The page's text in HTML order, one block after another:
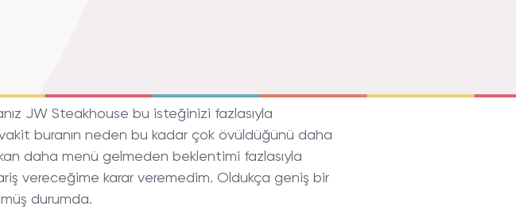
JW Steakhouse bu isteğinizi fazlasıyla
buranın neden bu kadar çok övüldüğünü daha
daha menü gelmeden beklentimi fazlasıyla
vereceğime karar veremedim. Oldukça geniş bir
durumda.